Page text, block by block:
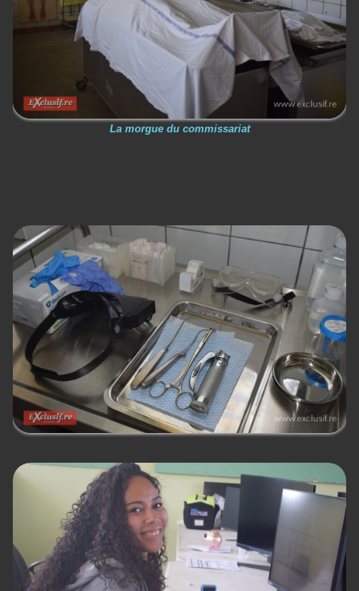
La morgue du commissariat